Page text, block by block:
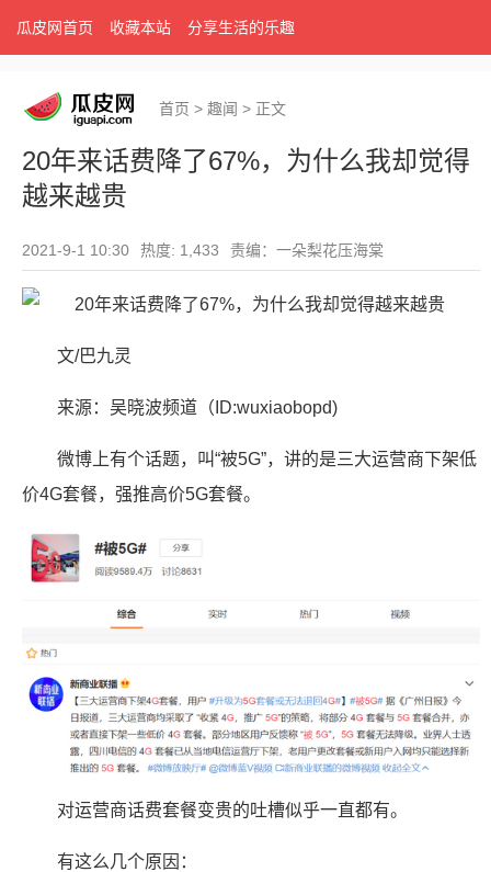
瓜皮网首页 收藏本站 分享生活的乐趣
首页 > 趣闻 > 正文
20年来话费降了67%，为什么我却觉得
越来越贵
2021-9-1 10:30 热度: 1,433 责编：一朵梨花压海棠
文/巴九灵
来源：吴晓波频道（ID:wuxiaobopd)
微博上有个话题，叫“被5G”，讲的是三大运营商下架低
价4G套餐，强推高价5G套餐。
对运营商话费套餐变贵的吐槽似乎一直都有。
有这么几个原因：